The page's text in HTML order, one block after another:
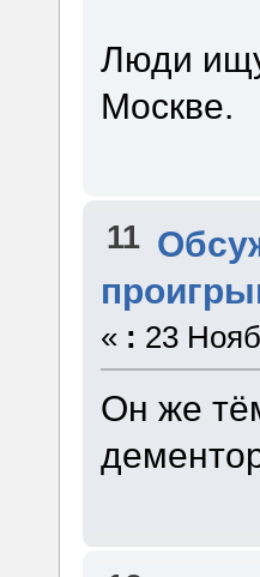
Люди
Москве.
11
« : 23
Он же